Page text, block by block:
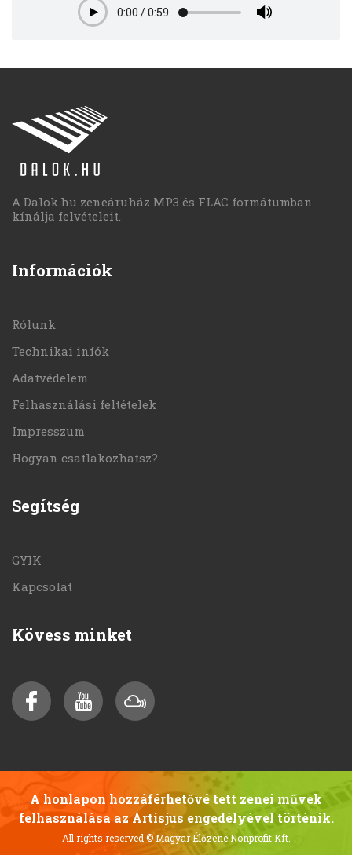
Play0:00 /0:59
A Dalok.hu zeneáruház MP3 és FLAC formátumban
kínálja felvételeit.
Információk
Rólunk
Technikai infók
Adatvédelem
Felhasználási feltételek
Impresszum
Hogyan csatlakozhatsz?
Segítség
GYIK
Kapcsolat
Kövess minket
A honlapon hozzáférhetővé tett zenei művek
felhasználása az Artisjus engedélyével történik.
All rights reserved© Magyar Élőzene Nonprofit Kft.